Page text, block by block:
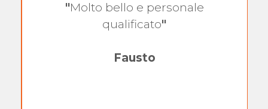
"Molto bello e personale
qualificato"
Fausto